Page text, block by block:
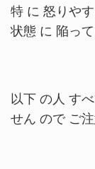
特 に 怒りや
状態 に 陥っ
以下 の人 す
せん ので ご注